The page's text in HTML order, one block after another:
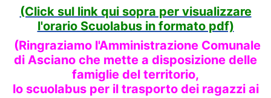
(Click sul link qui sopra per visualizzare
l'orario Scuolabus in formato pdf)
(Ringraziamo l'Amministrazione Comunale
di Asciano che mette a disposizione delle
famiglie del territorio,
lo scuolabus per il trasporto dei ragazzi ai